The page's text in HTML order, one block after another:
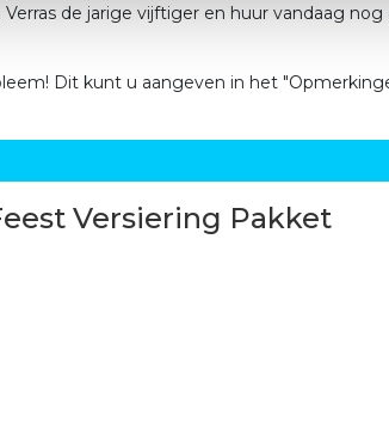
de jarige vijftiger en huur vandaag
Dit kunt u aangeven in het
Versiering Pakket